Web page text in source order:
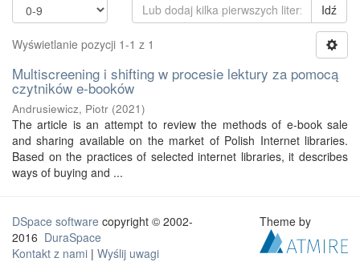
Idź
Wyświetlanie pozycji 1-1 z 1
Multiscreening i shifting w procesie lektury za pomocą
czytników e-booków
Andrusiewicz, Piotr (2021)
The article is an attempt to review the methods of e-book sale
and sharing available on the market of Polish Internet libraries.
Based on the practices of selected internet libraries, it describes
ways of buying and ...
DSpace software copyright © 2002-
2016 DuraSpace
Kontakt z nami | Wyślij uwagi
Theme by